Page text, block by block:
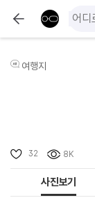
여행지
32 8K
사진보기